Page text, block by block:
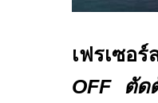
เฟรเซอ
OFF
ตัด